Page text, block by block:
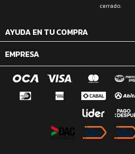
cerrado.
AYUDA EN TU COMPRA
EMPRESA